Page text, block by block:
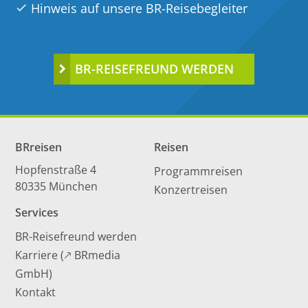
Hinweis auf unsere BR-Reisebegleiter
BR-REISEFREUND WERDEN
BRreisen
Hopfenstraße 4
80335 München
Reisen
Programmreisen
Konzertreisen
Services
BR-Reisefreund werden
Karriere (🡕 BRmedia
GmbH)
Kontakt